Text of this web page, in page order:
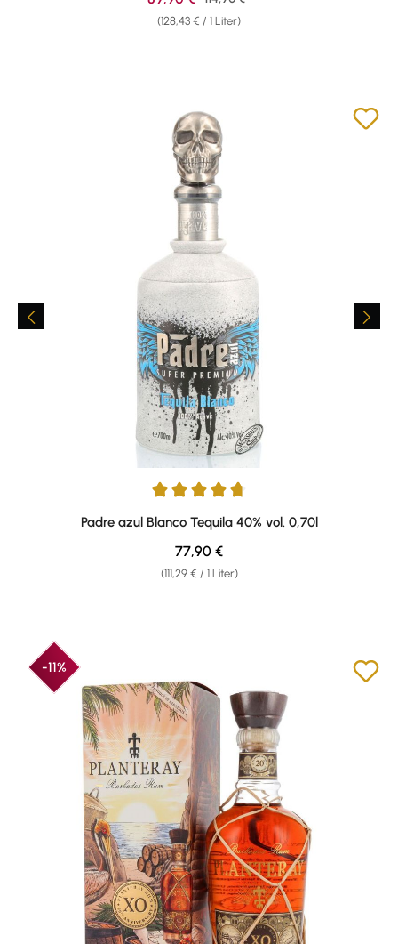
(128,43 € / 1 Liter)
Durchschnittliche Bewertung von 4.64 von 5 Sternen
Padre azul Blanco Tequila 40% vol. 0,70l
(111,29 € / 1 Liter)
Regulärer Preis:
77,90 €
-11%